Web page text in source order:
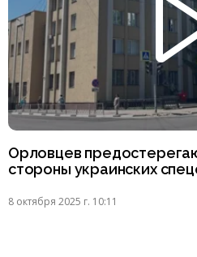
Орловцев
стороны украинских
8 октября 2025 г. 10:11